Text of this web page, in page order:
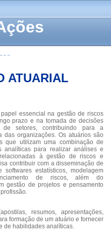
ATUARIAL
essencial na gestão de riscos
prazo e na tomada de decisões
de setores, contribuindo para a
das organizações. Os atuários são
que utilizam uma combinação de
analíticas para realizar análises e
à gestão de riscos e
contribuir com a disseminação de
estatísticos, modelagem
de riscos, além do
gestão de projetos e pensamento
resumos, apresentações,
formação de um atuário e fornecer
de habilidades analíticas.